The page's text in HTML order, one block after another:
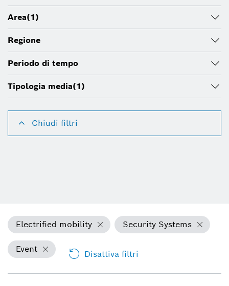
Area(1)
Regione
Periodo di tempo
Tipologia media(1)
Chiudi filtri
Electrified mobility Security Systems
Event Disattiva filtri